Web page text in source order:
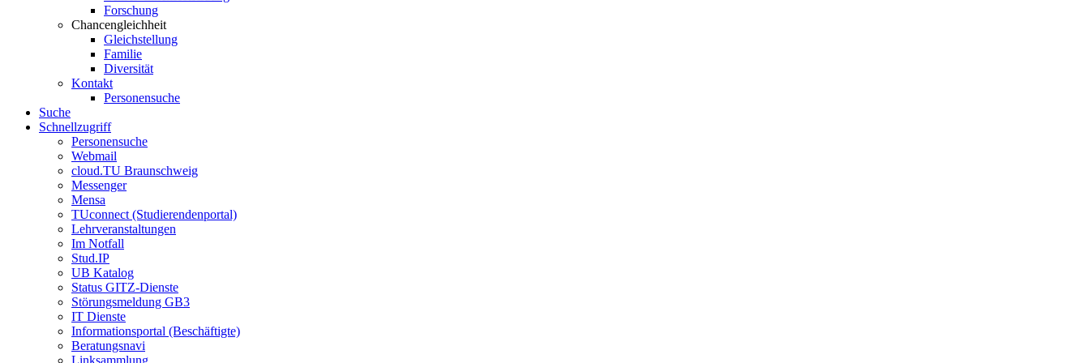
Forschung
Chancengleichheit
Gleichstellung
Familie
Diversität
Kontakt
Personensuche
Suche
Schnellzugriff
Personensuche
Webmail
cloud.TU Braunschweig
Messenger
Mensa
TUconnect (Studierendenportal)
Lehrveranstaltungen
Im Notfall
Stud.IP
UB Katalog
Status GITZ-Dienste
Störungsmeldung GB3
IT Dienste
Informationsportal (Beschäftigte)
Beratungsnavi
Linksammlung